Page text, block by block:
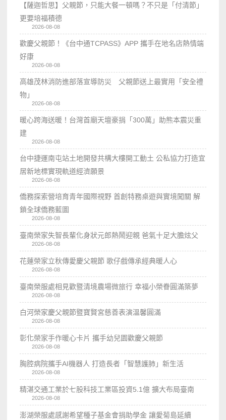
【薩迦哲思】父親節，只能大餐一頓嗎？不只是「付清節」
更要培福積德
2026-08-08
歡慶父親節！《台中通TCPASS》APP 攜手在地名店熱情端
好康
2026-08-08
高雄茂林消防進部落宣導防災 父親節送上最實用「安全禮
物」
2026-08-08
暖心跨海送暖！台灣首廟天壇豪捐「300萬」助熊本震災重
建
2026-08-08
台中捷運南屯站土地開發共構大樓開工動土 公私協力打造宜
居新地標實現軌道經濟願景
2026-08-08
僑務探索營培育青年國際視野 首創特務桌遊與實境闖關 解
鎖全球僑務藍圖
2026-08-08
臺南榮家失智長輩化身狀元郎熱鬧迎親 爸氣十足大膽炫父
2026-08-08
花蓮榮家立秋傳愛慶父親節 歌仔戲傳承經典暖人心
2026-08-08
臺南榮服處相見歡暨清境農場微旅行 幸福小榮眷圓滿築夢
2026-08-08
白河榮家慶父親節暨寶賢宮慈善表演溫馨圓滿
2026-08-08
彰化榮家手作暖心卡片 攜手幼兒園歡慶父親節
2026-08-08
胸腔病院攜手AI機器人 打造長者「智慧護肺」新生活
2026-08-08
精湛交通工業於七股科技工業區投資5.1億 擴大布局臺南
2026-08-08
澎湖榮服處感謝希望種子基金會捐助學金 讓愛菊島延續